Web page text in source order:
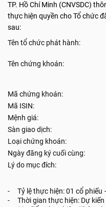
TP. Hồ Chí Minh (CNVSDC)
thực hiện quyền cho Tổ chức
sau:
Tên tổ chức phát hành:
Tên chứng khoán:
Mã chứng khoán:
Mã ISIN:
Mệnh giá:
Sàn giao dịch:
Loại chứng khoán:
Ngày đăng ký cuối cùng:
Lý do mục đích:
- Tỷ lệ thực hiện: 01 cổ phiếu
- Thời gian thực hiện: Dự